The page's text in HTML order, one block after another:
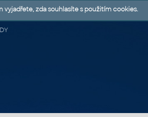
vyjadřete, zda souhlasíte s použitím cookies.